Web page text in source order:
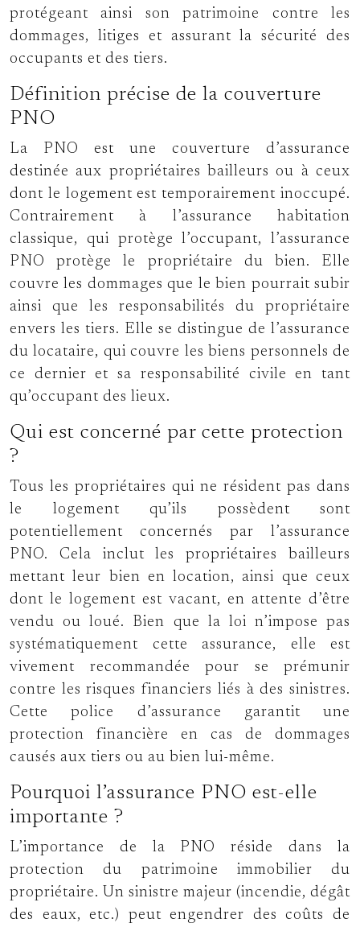
protégeant ainsi son patrimoine contre les
dommages, litiges et assurant la sécurité des
occupants et des tiers.
Définition précise de la couverture
PNO
La PNO est une couverture d’assurance
destinée aux propriétaires bailleurs ou à ceux
dont le logement est temporairement inoccupé.
Contrairement à l’assurance habitation
classique, qui protège l’occupant, l’assurance
PNO protège le propriétaire du bien. Elle
couvre les dommages que le bien pourrait subir
ainsi que les responsabilités du propriétaire
envers les tiers. Elle se distingue de l’assurance
du locataire, qui couvre les biens personnels de
ce dernier et sa responsabilité civile en tant
qu’occupant des lieux.
Qui est concerné par cette protection
?
Tous les propriétaires qui ne résident pas dans
le logement qu’ils possèdent sont
potentiellement concernés par l’assurance
PNO. Cela inclut les propriétaires bailleurs
mettant leur bien en location, ainsi que ceux
dont le logement est vacant, en attente d’être
vendu ou loué. Bien que la loi n’impose pas
systématiquement cette assurance, elle est
vivement recommandée pour se prémunir
contre les risques financiers liés à des sinistres.
Cette police d’assurance garantit une
protection financière en cas de dommages
causés aux tiers ou au bien lui-même.
Pourquoi l’assurance PNO est-elle
importante ?
L’importance de la PNO réside dans la
protection du patrimoine immobilier du
propriétaire. Un sinistre majeur (incendie, dégât
des eaux, etc.) peut engendrer des coûts de